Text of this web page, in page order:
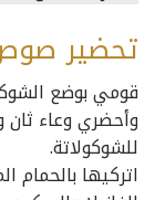
تحضير
قومي بوضع
وأحضري وعاء
للشوكولاتة.
اتركيها بالحمام